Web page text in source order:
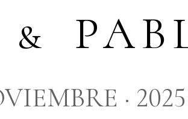
&
· 2025